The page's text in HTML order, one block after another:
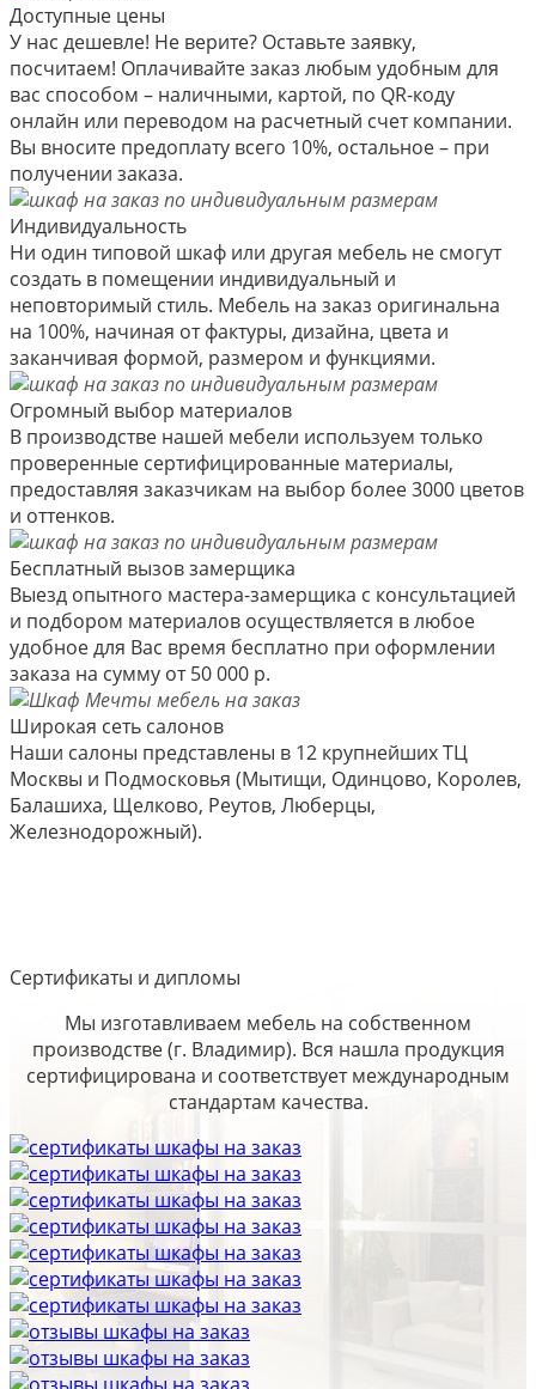
Доступные цены
У нас дешевле! Не верите? Оставьте заявку,
посчитаем! Оплачивайте заказ любым удобным для
вас способом – наличными, картой, по QR-коду
онлайн или переводом на расчетный счет компании.
Вы вносите предоплату всего 10%, остальное – при
получении заказа.
Индивидуальность
Ни один типовой шкаф или другая мебель не смогут
создать в помещении индивидуальный и
неповторимый стиль. Мебель на заказ оригинальна
на 100%, начиная от фактуры, дизайна, цвета и
заканчивая формой, размером и функциями.
Огромный выбор материалов
В производстве нашей мебели используем только
проверенные сертифицированные материалы,
предоставляя заказчикам на выбор более 3000 цветов
и оттенков.
Бесплатный вызов замерщика
Выезд опытного мастера-замерщика с консультацией
и подбором материалов осуществляется в любое
удобное для Вас время бесплатно при оформлении
заказа на сумму от 50 000 р.
Широкая сеть салонов
Наши салоны представлены в 12 крупнейших ТЦ
Москвы и Подмосковья (Мытищи, Одинцово, Королев,
Балашиха, Щелково, Реутов, Люберцы,
Железнодорожный).
Сертификаты и дипломы
Мы изготавливаем мебель на собственном
производстве (г. Владимир). Вся нашла продукция
сертифицирована и соответствует международным
стандартам качества.